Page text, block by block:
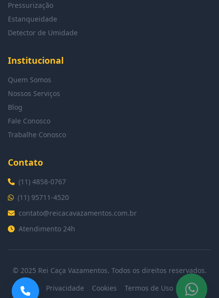
Pressurização
Estanqueidade
Detector de Umidade
Institucional
Quem Somos
Nossos Serviços
Blog
Fale Conosco
Trabalhe Conosco
Contato
(11) 4858-0767
(11) 95711-4520
contato@reicacavazamentos.com.br
Atendimento 24h
© 2025 Rei Caça Vazamentos. Todos os direitos reservados.
Privacidade
Cookies Termos de Uso